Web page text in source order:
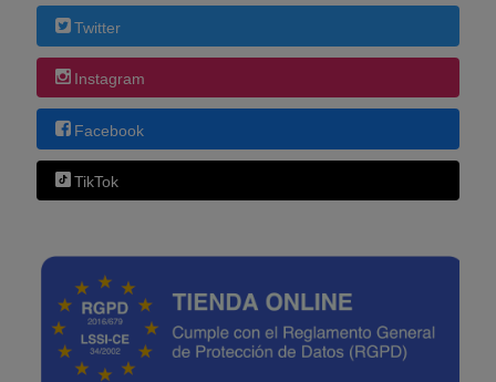
Twitter
Instagram
Facebook
TikTok